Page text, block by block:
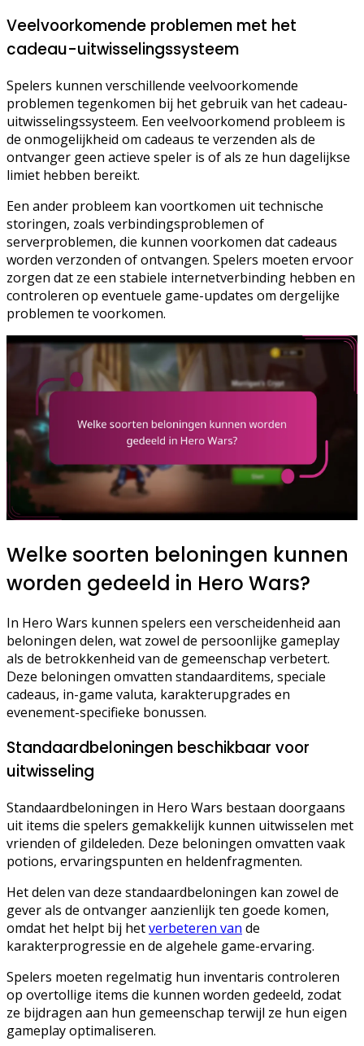
Veelvoorkomende problemen met het
cadeau-uitwisselingssysteem
Spelers kunnen verschillende veelvoorkomende
problemen tegenkomen bij het gebruik van het cadeau-
uitwisselingssysteem. Een veelvoorkomend probleem is
de onmogelijkheid om cadeaus te verzenden als de
ontvanger geen actieve speler is of als ze hun dagelijkse
limiet hebben bereikt.
Een ander probleem kan voortkomen uit technische
storingen, zoals verbindingsproblemen of
serverproblemen, die kunnen voorkomen dat cadeaus
worden verzonden of ontvangen. Spelers moeten ervoor
zorgen dat ze een stabiele internetverbinding hebben en
controleren op eventuele game-updates om dergelijke
problemen te voorkomen.
Welke soorten beloningen kunnen
worden gedeeld in Hero Wars?
In Hero Wars kunnen spelers een verscheidenheid aan
beloningen delen, wat zowel de persoonlijke gameplay
als de betrokkenheid van de gemeenschap verbetert.
Deze beloningen omvatten standaarditems, speciale
cadeaus, in-game valuta, karakterupgrades en
evenement-specifieke bonussen.
Standaardbeloningen beschikbaar voor
uitwisseling
Standaardbeloningen in Hero Wars bestaan doorgaans
uit items die spelers gemakkelijk kunnen uitwisselen met
vrienden of gildeleden. Deze beloningen omvatten vaak
potions, ervaringspunten en heldenfragmenten.
Het delen van deze standaardbeloningen kan zowel de
gever als de ontvanger aanzienlijk ten goede komen,
omdat het helpt bij hetverbeteren van de
karakterprogressie en de algehele game-ervaring.
Spelers moeten regelmatig hun inventaris controleren
op overtollige items die kunnen worden gedeeld, zodat
ze bijdragen aan hun gemeenschap terwijl ze hun eigen
gameplay optimaliseren.